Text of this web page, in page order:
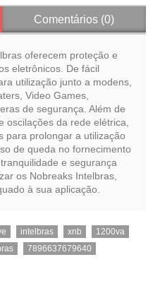
Comentários (0)
oferecem proteção e
eletrônicos. De fácil
utilização junto a modens,
Video Games,
de segurança. Além de
oscilações da rede elétrica,
para prolongar a utilização
de queda no fornecimento
e segurança
os Nobreaks Intelbras,
à sua aplicação.
intelbras xnb 1200va
7896637679640